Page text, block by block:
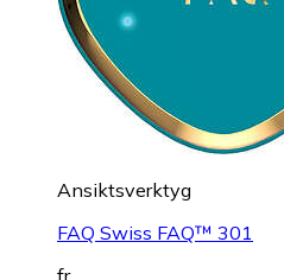
Ansiktsverktyg
FAQ Swiss FAQ™ 301
fr.